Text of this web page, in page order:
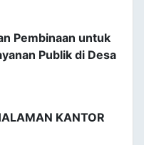
Pembinaan untuk
Publik di Desa
KANTOR